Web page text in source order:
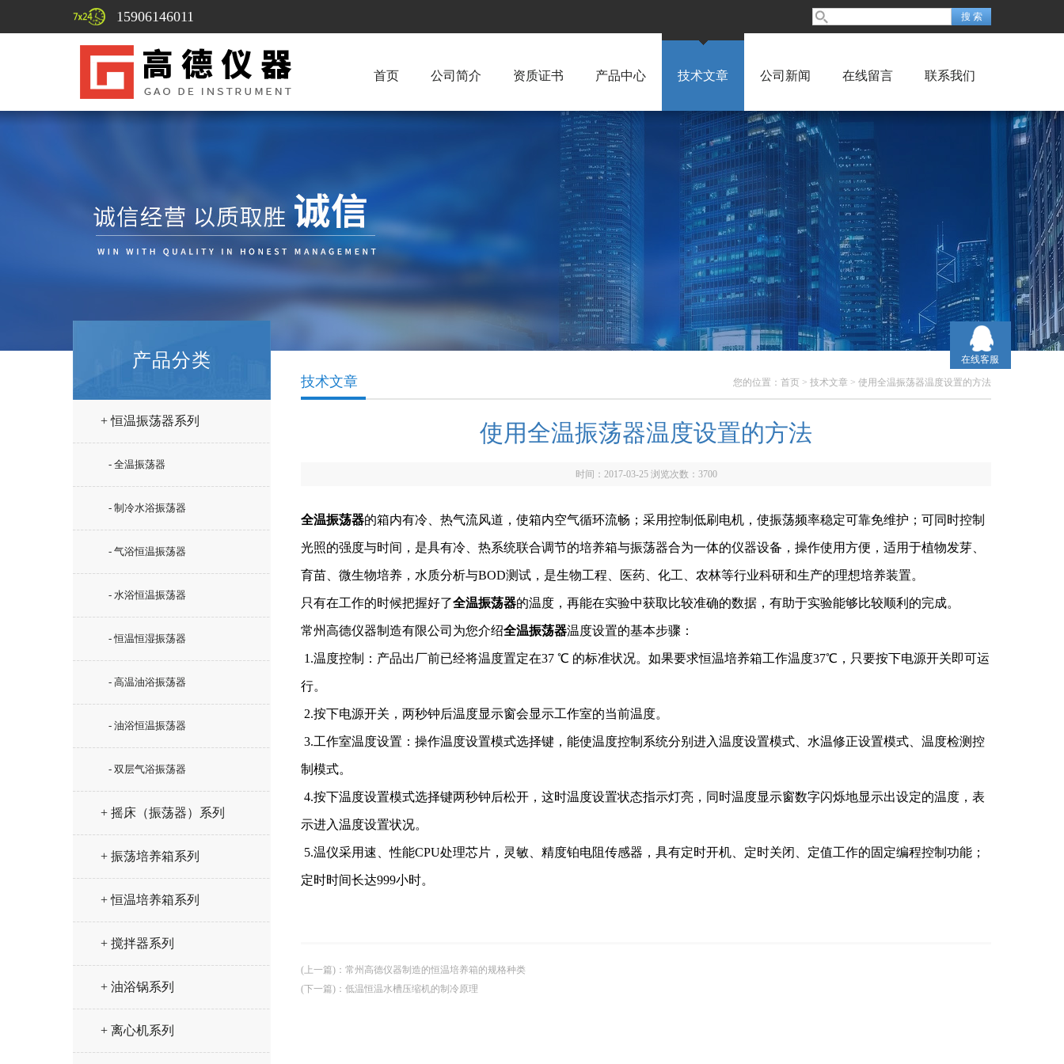
15906146011
首页 公司简介 资质证书 产品中心 技术文章 公司新闻 在线留言 联系我们
产品分类
+ 恒温振荡器系列
- 全温振荡器
- 制冷水浴振荡器
- 气浴恒温振荡器
- 水浴恒温振荡器
- 恒温恒湿振荡器
- 高温油浴振荡器
- 油浴恒温振荡器
- 双层气浴振荡器
+ 摇床（振荡器）系列
+ 振荡培养箱系列
+ 恒温培养箱系列
+ 搅拌器系列
+ 油浴锅系列
+ 离心机系列
您的位置： 首页 > 技术文章 > 使用全温振荡器温度设置的方法
技术文章
使用全温振荡器温度设置的方法
时间：2017-03-25 浏览次数： 3700
全温振荡器的箱内有冷、热气流风道，使箱内空气循环流畅；采用控制低刷电机，使振荡频率稳定可靠免维护；可同时控制
光照的强度与时间，是具有冷、热系统联合调节的培养箱与振荡器合为一体的仪器设备，操作使用方便，适用于植物发芽、
育苗、微生物培养，水质分析与BOD测试，是生物工程、医药、化工、农林等行业科研和生产的理想培养装置。
只有在工作的时候把握好了全温振荡器的温度，再能在实验中获取比较准确的数据，有助于实验能够比较顺利的完成。
常州高德仪器制造有限公司为您介绍全温振荡器温度设置的基本步骤：
1.温度控制：产品出厂前已经将温度置定在37 ℃ 的标准状况。如果要求恒温培养箱工作温度37℃，只要按下电源开关即可运
行。
2.按下电源开关，两秒钟后温度显示窗会显示工作室的当前温度。
3.工作室温度设置：操作温度设置模式选择键，能使温度控制系统分别进入温度设置模式、水温修正设置模式、温度检测控
制模式。
4.按下温度设置模式选择键两秒钟后松开，这时温度设置状态指示灯亮，同时温度显示窗数字闪烁地显示出设定的温度，表
示进入温度设置状况。
5.温仪采用速、性能CPU处理芯片，灵敏、精度铂电阻传感器，具有定时开机、定时关闭、定值工作的固定编程控制功能；
定时时间长达999小时。
(上一篇) ： 常州高德仪器制造的恒温培养箱的规格种类
(下一篇) ： 低温恒温水槽压缩机的制冷原理
在线客服